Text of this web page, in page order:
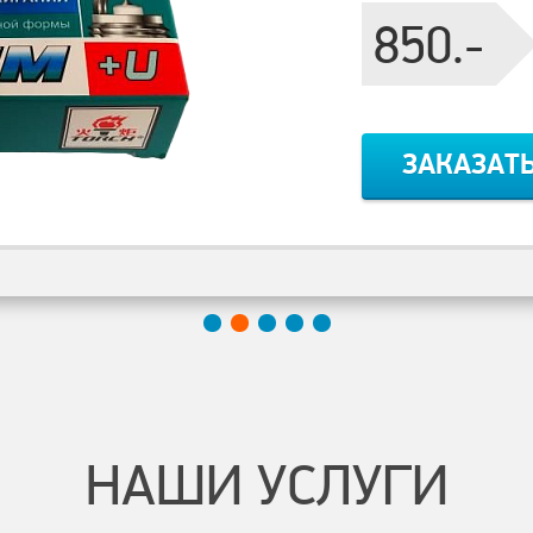
850.-
НАШИ УСЛУГИ